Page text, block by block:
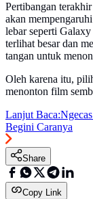
Pertibangan
akan
lebar seperti
terlihat besar dan
tangan untuk
Oleh karena itu,
menonton film
Lanjut Baca:
Begini Caranya
Share
Copy Link